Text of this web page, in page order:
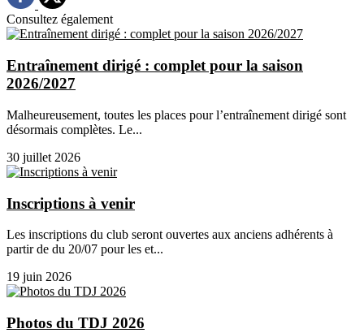
Consultez également
Entraînement dirigé : complet pour la saison
2026/2027
Malheureusement, toutes les places pour l’entraînement dirigé sont
désormais complètes. Le...
30 juillet 2026
Inscriptions à venir
Les inscriptions du club seront ouvertes aux anciens adhérents à
partir de du 20/07 pour les et...
19 juin 2026
Photos du TDJ 2026